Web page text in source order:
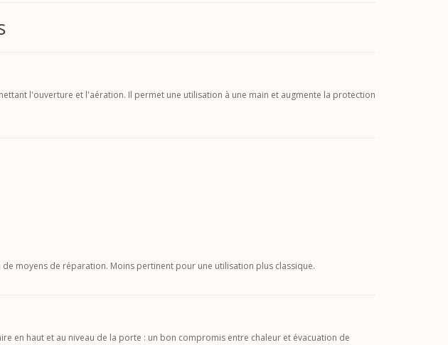
l'ouverture et l'aération. Il permet une utilisation à une main et augmente la protection
moyens de réparation. Moins pertinent pour une utilisation plus classique.
en haut et au niveau de la porte : un bon compromis entre chaleur et évacuation de